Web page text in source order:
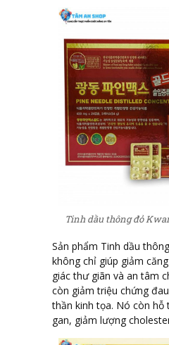
Tinh dầu thông đỏ
Sản phẩm Tinh dầu
không chỉ giúp giảm
giác thư giãn và an tâm
còn giảm triệu chứng
thần kinh tọa. Nó còn hỗ
gan, giảm lượng